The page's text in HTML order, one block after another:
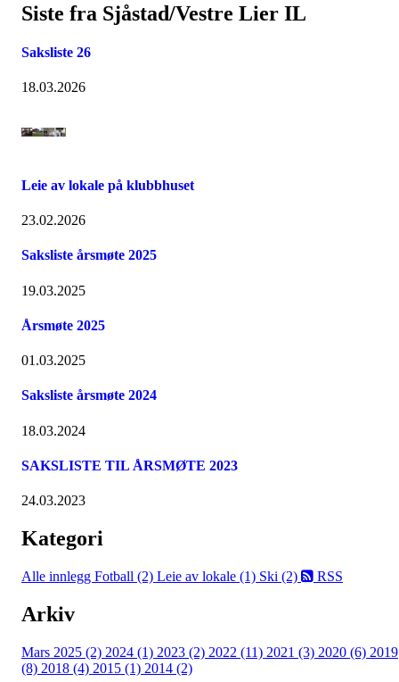
Siste fra Sjåstad/Vestre Lier IL
Saksliste 26
18.03.2026
Leie av lokale på klubbhuset
23.02.2026
Saksliste årsmøte 2025
19.03.2025
Årsmøte 2025
01.03.2025
Saksliste årsmøte 2024
18.03.2024
SAKSLISTE TIL ÅRSMØTE 2023
24.03.2023
Kategori
Alle innlegg Fotball (2) Leie av lokale (1) Ski (2) RSS
Arkiv
Mars 2025 (2) 2024 (1) 2023 (2) 2022 (11) 2021 (3) 2020 (6) 2019
(8) 2018 (4) 2015 (1) 2014 (2)